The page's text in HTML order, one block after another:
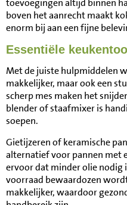
toevoegingen altijd binnen
boven het aanrecht maakt
enorm bij aan een fijne
Essentiële
Met de juiste hulpmiddelen
makkelijker, maar ook een
scherp mes maken het
blender of staafmixer is
soepen.
Gietijzeren of keramische
alternatief voor pannen met
ervoor dat minder olie nodig
voorraad bewaardozen
makkelijker, waardoor